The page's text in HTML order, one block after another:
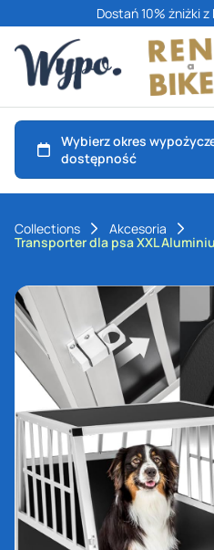
Dostań 10% żniżki z
Collections Akcesoria
Transporter dla psa XXL